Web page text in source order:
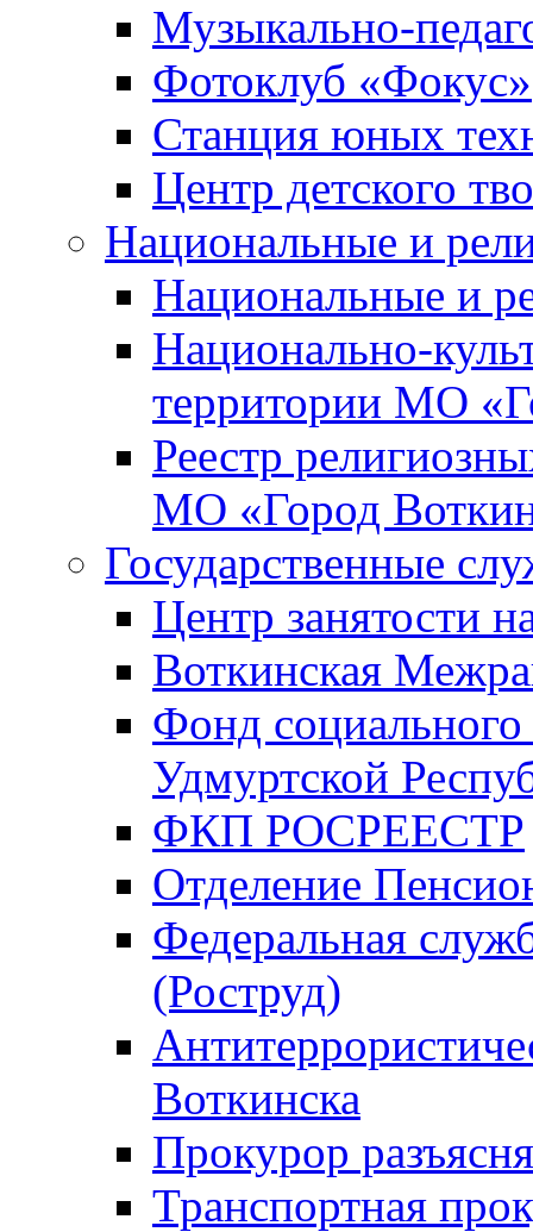
Музыкально-
Фотоклуб «Фокус»
Станция юных
Центр детского
Национальные и
Национальные и
Национально-
территории МО
Реестр
МО «Город
Государственные
Центр занятости
Воткинская
Фонд
Удмуртской
ФКП РОСРЕЕСТР
Отделение
Федеральная
(Роструд)
Воткинска
Прокурор
Транспортная